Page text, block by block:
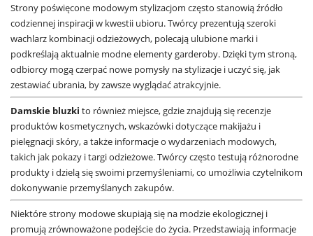
Strony poświęcone modowym stylizacjom często stanowią źródło
codziennej inspiracji w kwestii ubioru. Twórcy prezentują szeroki
wachlarz kombinacji odzieżowych, polecają ulubione marki i
podkreślają aktualnie modne elementy garderoby. Dzięki tym stroną,
odbiorcy mogą czerpać nowe pomysły na stylizacje i uczyć się, jak
zestawiać ubrania, by zawsze wyglądać atrakcyjnie.
Damskie bluzki to również miejsce, gdzie znajdują się recenzje
produktów kosmetycznych, wskazówki dotyczące makijażu i
pielęgnacji skóry, a także informacje o wydarzeniach modowych,
takich jak pokazy i targi odzieżowe. Twórcy często testują różnorodne
produkty i dzielą się swoimi przemyśleniami, co umożliwia czytelnikom
dokonywanie przemyślanych zakupów.
Niektóre strony modowe skupiają się na modzie ekologicznej i
promują zrównoważone podejście do życia. Przedstawiają informacje